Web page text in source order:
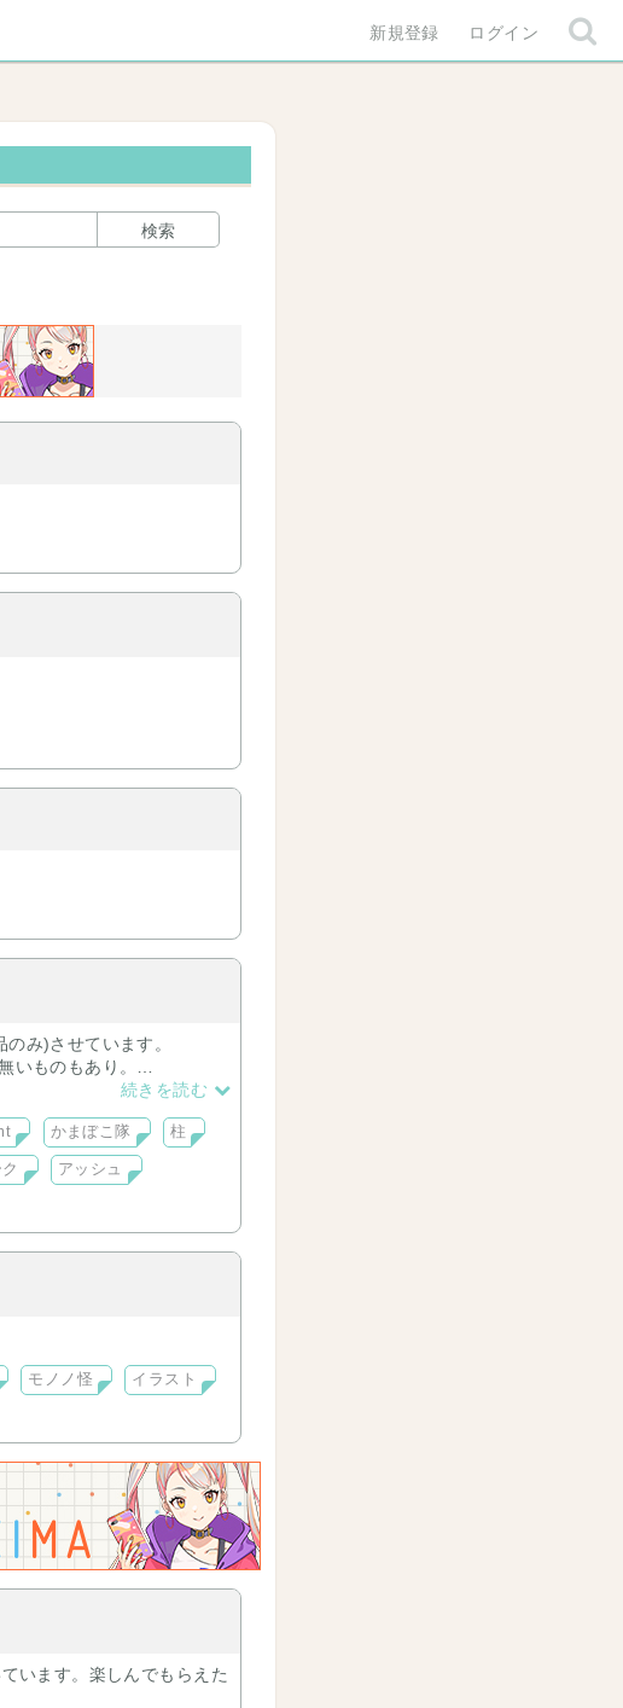
新規登録 ログイン
検索
み)させています。
いものもあり。
続きを読む
かまぼこ隊 柱
アッシュ
モノノ怪 イラスト
います。楽しんでもらえた